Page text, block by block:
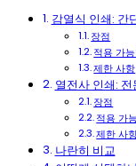
감열식 인쇄: 간
장점
적용 가
제한 사항
열전사 인쇄:
장점
적용 가
제한 사
나란히 비교